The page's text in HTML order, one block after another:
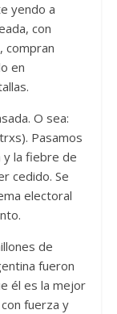
yendo a
con
compran
en
O sea:
Pasamos
y la fiebre de
cedido. Se
electoral
de
fueron
él es la mejor
fuerza y